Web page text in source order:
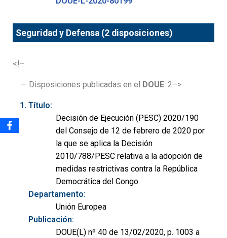
Seguridad y Defensa (2 disposiciones)
<!–
— Disposiciones publicadas en el DOUE: 2–>
Título:
Decisión de Ejecución (PESC) 2020/190
del Consejo de 12 de febrero de 2020 por
la que se aplica la Decisión
2010/788/PESC relativa a la adopción de
medidas restrictivas contra la República
Democrática del Congo.
Departamento:
Unión Europea
Publicación:
DOUE(L) nº 40 de 13/02/2020, p. 1003 a